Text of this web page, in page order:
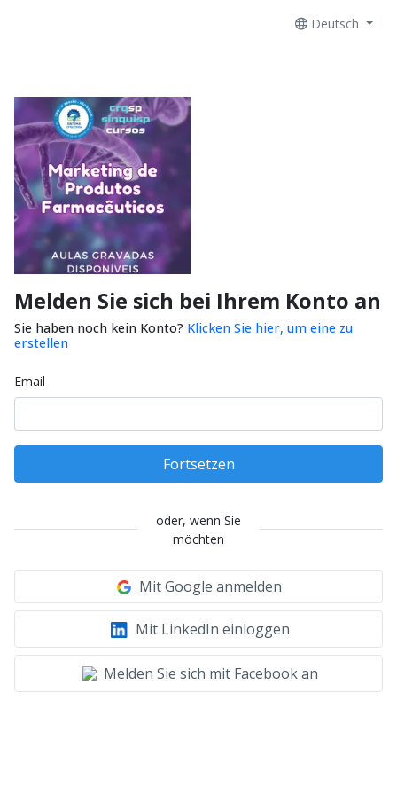
Deutsch
Melden Sie sich bei Ihrem Konto an
Sie haben noch kein Konto? Klicken Sie hier, um eine zu
erstellen
Email
Fortsetzen
oder, wenn Sie
möchten
Mit Google anmelden
Mit LinkedIn einloggen
Melden Sie sich mit Facebook an